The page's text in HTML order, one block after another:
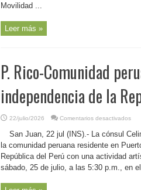
Movilidad ...
Leer más »
P. Rico-Comunidad
independencia de la
22/julio/2026 Comentarios desactivados
Rico-
el
San Juan, 22 jul (INS).- La cónsul
la comunidad peruana residente en
República del Perú con una actividad
sábado, 25 de julio, a las 5:30 p.m., en